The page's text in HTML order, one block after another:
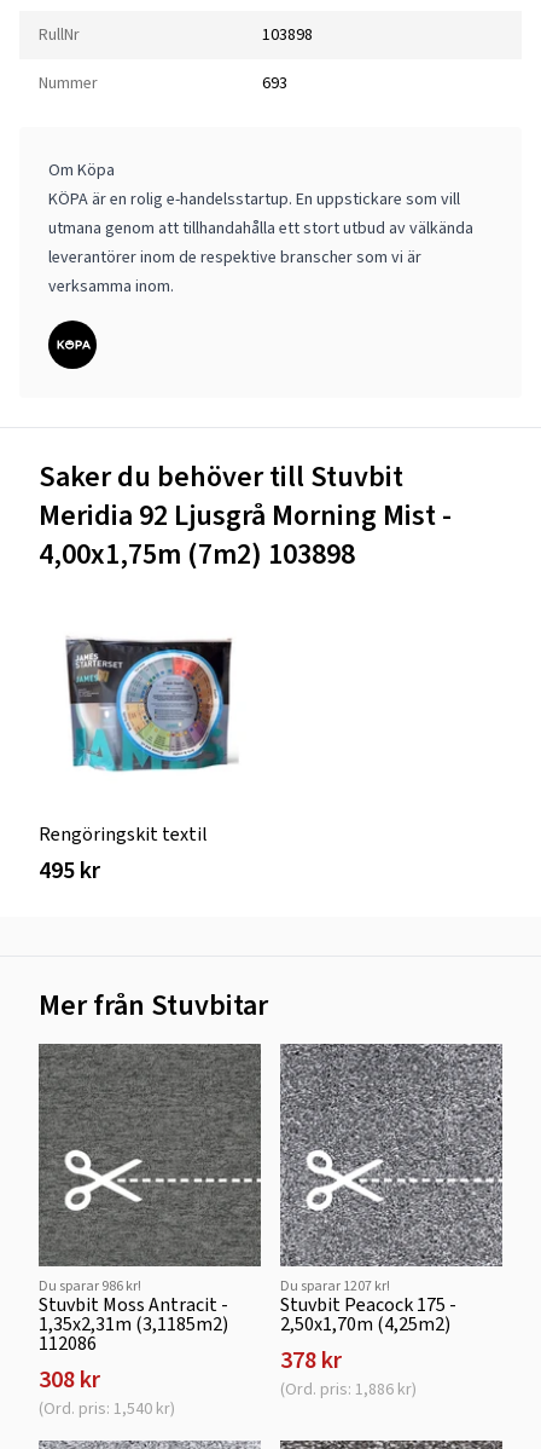
RullNr 103898
Nummer 693
Om Köpa
KÖPA är en rolig e-handelsstartup. En uppstickare som vill
utmana genom att tillhandahålla ett stort utbud av välkända
leverantörer inom de respektive branscher som vi är
verksamma inom.
Saker du behöver till Stuvbit
Meridia 92 Ljusgrå Morning Mist -
4,00x1,75m (7m2) 103898
Rengöringskit textil
495 kr
Mer från Stuvbitar
Du sparar 986 kr!
Stuvbit Moss Antracit -
1,35x2,31m (3,1185m2)
112086
308 kr
(Ord. pris: 1,540 kr)
Du sparar 1207 kr!
Stuvbit Peacock 175 -
2,50x1,70m (4,25m2)
378 kr
(Ord. pris: 1,886 kr)